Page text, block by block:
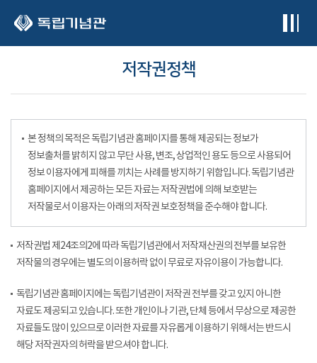
저작권정책
본 정책의 목적은 독립기념관 홈페이지를 통해 제공되는 정보가
정보출처를 밝히지 않고 무단 사용, 변조, 상업적인 용도 등으로 사용되어
정보 이용자에게 피해를 끼치는 사례를 방지하기 위함입니다. 독립기념관
홈페이지에서 제공하는 모든 자료는 저작권법에 의해 보호받는
저작물로서 이용자는 아래의 저작권 보호정책을 준수해야 합니다.
저작권법 제24조의2에 따라 독립기념관에서 저작재산권의 전부를 보유한
저작물의 경우에는 별도의 이용허락 없이 무료로 자유이용이 가능합니다.
독립기념관 홈페이지에는 독립기념관이 저작권 전부를 갖고 있지 아니한
자료도 제공되고 있습니다. 또한 개인이나 기관, 단체 등에서 무상으로 제공한
자료들도 많이 있으므로 이러한 자료를 자유롭게 이용하기 위해서는 반드시
해당 저작권자의 허락을 받으셔야 합니다.